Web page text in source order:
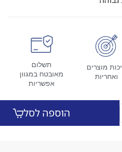
תשלום
מאובטח במגוון
הוספה לסל